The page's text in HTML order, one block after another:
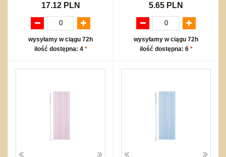
17.12 PLN
wysyłamy w ciągu 72h
ilość dostępna: 4 *
5.65 PLN
wysyłamy w ciągu 72h
ilość dostępna: 6 *